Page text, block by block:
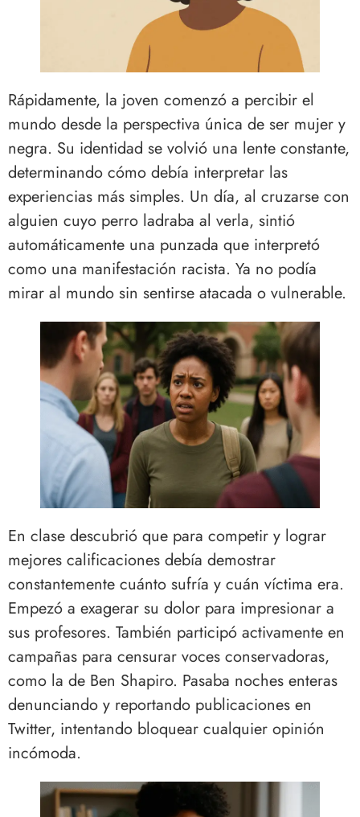
Rápidamente, la joven comenzó a percibir el
mundo desde la perspectiva única de ser mujer y
negra. Su identidad se volvió una lente constante,
determinando cómo debía interpretar las
experiencias más simples. Un día, al cruzarse con
alguien cuyo perro ladraba al verla, sintió
automáticamente una punzada que interpretó
como una manifestación racista. Ya no podía
mirar al mundo sin sentirse atacada o vulnerable.
En clase descubrió que para competir y lograr
mejores calificaciones debía demostrar
constantemente cuánto sufría y cuán víctima era.
Empezó a exagerar su dolor para impresionar a
sus profesores. También participó activamente en
campañas para censurar voces conservadoras,
como la de Ben Shapiro. Pasaba noches enteras
denunciando y reportando publicaciones en
Twitter, intentando bloquear cualquier opinión
incómoda.